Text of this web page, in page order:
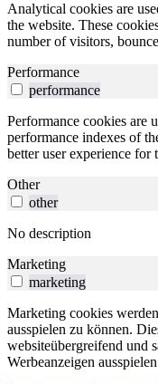
Analytical cookies are
the website. These
number of visitors,
Performance
performance
Performance cookies are
performance indexes of
better user experience for
Other
other
No description
Marketing
marketing
Marketing cookies
ausspielen zu können.
websiteübergreifend und
Werbeanzeigen